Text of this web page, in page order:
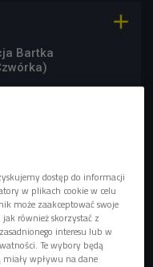

Bartka
dostęp do informacji
w plikach cookie w celu
może zaakceptować swoje
również skorzystać z
interesu lub w
Te wybory będą
wpływu na dane